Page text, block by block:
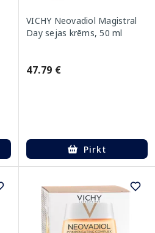
VICHY Neovadiol Magistral
Day sejas krēms, 50 ml
47.79 €
Pirkt